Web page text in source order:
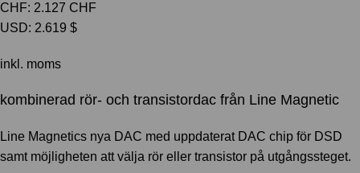
CHF: 2.127 CHF
USD: 2.619 $
inkl. moms
kombinerad rör- och transistordac från Line Magnetic
Line Magnetics nya DAC med uppdaterat DAC chip för DSD
samt möjligheten att välja rör eller transistor på utgångssteget.